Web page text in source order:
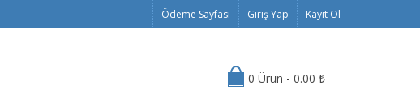
Ödeme Sayfası Giriş Yap Kayıt Ol
0 Ürün - 0.00 ₺